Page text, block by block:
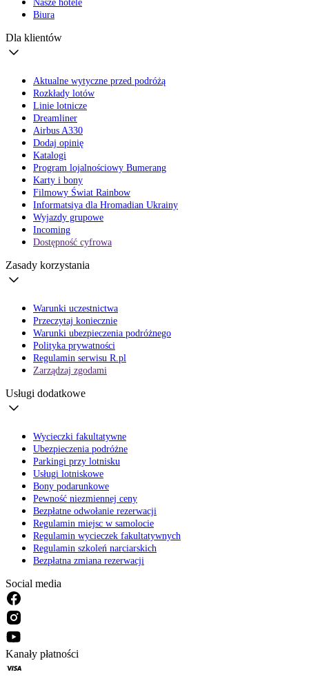
Nasze hotele
Biura
Dla klientów
Aktualne wytyczne przed podróżą
Rozkłady lotów
Linie lotnicze
Dreamliner
Airbus A330
Dodaj opinię
Katalogi
Program lojalnościowy Bumerang
Karty i bony
Filmowy Świat Rainbow
Informatsiya dla Hromadian Ukrainy
Wyjazdy grupowe
Incoming
Dostępność cyfrowa
Zasady korzystania
Warunki uczestnictwa
Przeczytaj koniecznie
Warunki ubezpieczenia podróżnego
Polityka prywatności
Regulamin serwisu R.pl
Zarządzaj zgodami
Usługi dodatkowe
Wycieczki fakultatywne
Ubezpieczenia podróżne
Parkingi przy lotnisku
Usługi lotniskowe
Bony podarunkowe
Pewność niezmiennej ceny
Bezpłatne odwołanie rezerwacji
Regulamin miejsc w samolocie
Regulamin wycieczek fakultatywnych
Regulamin szkoleń narciarskich
Bezpłatna zmiana rezerwacji
Social media
Kanały płatności